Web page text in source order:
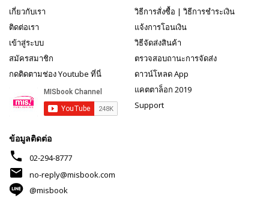
เกี่ยวกับเรา
ติดต่อเรา
เข้าสู่ระบบ
สมัครสมาชิก
กดติดตามช่อง Youtube ที่นี่
วิธีการสั่งซื้อ | วิธีการชำระเงิน
แจ้งการโอนเงิน
วิธีจัดส่งสินค้า
ตรวจสอบถานะการจัดส่ง
ดาวน์โหลด App
แคตตาล็อก 2019
Support
ข้อมูลติดต่อ
phone 02-294-8777
mail
no-reply@misbook.com
@misbook